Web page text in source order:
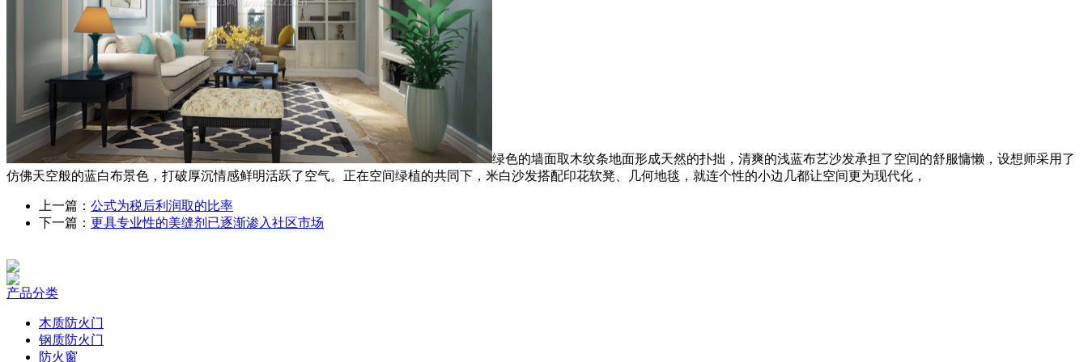
绿色的墙面取木纹条地面形成天然的扑拙，清爽的浅蓝布艺沙发承担了空间的舒服慵懒，设想师采用了
仿佛天空般的蓝白布景色，打破厚沉情感鲜明活跃了空气。正在空间绿植的共同下，米白沙发搭配印花软凳、几何地毯，就连个性的小边几都让空间更为现代化，
上一篇： 公式为税后利润取的比率
下一篇： 更具专业性的美缝剂已逐渐渗入社区市场
产品分类
木质防火门
钢质防火门
防火窗